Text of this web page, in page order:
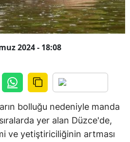
2024 - 18:08
bolluğu nedeniyle manda
yer alan Düzce'de,
ve yetiştiriciliğinin artması